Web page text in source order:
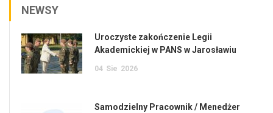
NEWSY
Uroczyste zakończenie Legii
Akademickiej w PANS w Jarosławiu
04 Sie 2026
Samodzielny Pracownik / Menedżer